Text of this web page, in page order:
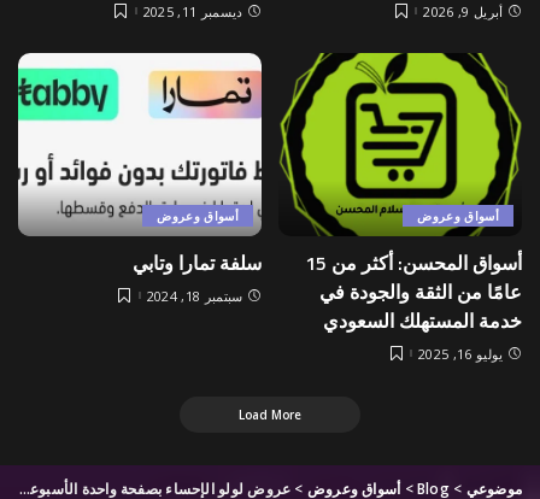
أبريل 9, 2026 ديسمبر 11, 2025
أسواق وعروض
أسواق المحسن: أكثر من 15
عامًا من الثقة والجودة في
خدمة المستهلك السعودي
يوليو 16, 2025
أسواق وعروض
سلفة تمارا وتابي
سبتمبر 18, 2024
Load More
موضوعي >
Blog
> أسواق وعروض > عروض لولو الإحساء بصفحة واحدة الأسبوعية 3 يوليو 2024